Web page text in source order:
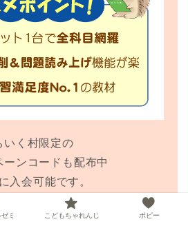
いく村限定の
ーンコードも配布中
入会可能です。
定の1,000円特典付き
ミ こどもちゃれんじ ポピー